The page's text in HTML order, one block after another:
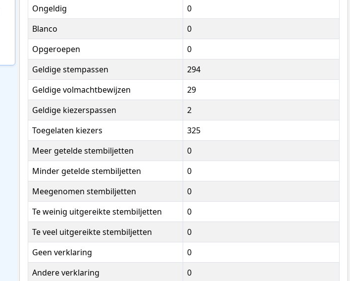
Ongeldig
0
Blanco
0
Opgeroepen
0
Geldige stempassen
294
Geldige volmachtbewijzen
29
Geldige kiezerspassen
2
Toegelaten kiezers
325
Meer getelde stembiljetten
0
Minder getelde stembiljetten
0
Meegenomen stembiljetten
0
Te weinig uitgereikte stembiljetten
0
Te veel uitgereikte stembiljetten
0
Geen verklaring
0
Andere verklaring
0